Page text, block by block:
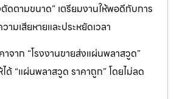
ตัดตามขนาด” เตรียมงานให้พอดีกับการ
มเสียหายและประหยัดเวลา
าจาก “โรงงานขายส่งแผ่นพลาสวูด”
ได้ “แผ่นพลาสวูด ราคาถูก” โดยไม่ลด